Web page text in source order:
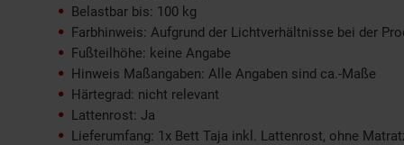
Belastbar bis: 100 kg
Farbhinweis: Aufgrund der Lichtverhältnisse bei der
Fußteilhöhe: keine Angabe
Hinweis Maßangaben: Alle Angaben sind ca.-Maße
Härtegrad: nicht relevant
Lattenrost: Ja
Lieferumfang: 1x Bett Taja inkl. Lattenrost, ohne